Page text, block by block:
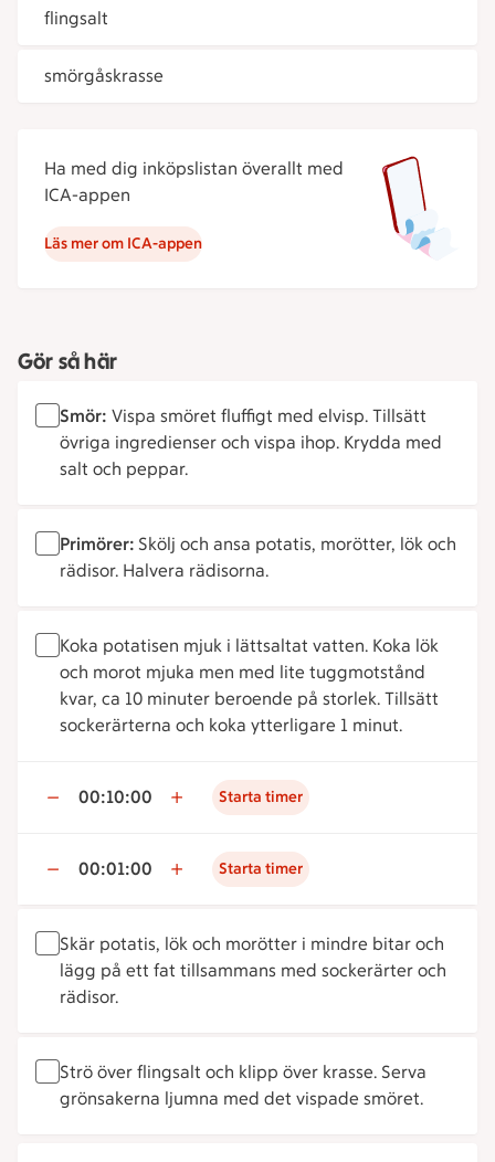
flingsalt
smörgåskrasse
Ha med dig inköpslistan överallt med
ICA-appen
Läs mer om ICA-appen
Gör så här
Smör: Vispa smöret fluffigt med elvisp. Tillsätt
övriga ingredienser och vispa ihop. Krydda med
salt och peppar.
Primörer: Skölj och ansa potatis, morötter, lök och
rädisor. Halvera rädisorna.
Koka potatisen mjuk i lättsaltat vatten. Koka lök
och morot mjuka men med lite tuggmotstånd
kvar, ca 10 minuter beroende på storlek. Tillsätt
sockerärterna och koka ytterligare 1 minut.
00:10:00 Starta timer
00:01:00 Starta timer
Skär potatis, lök och morötter i mindre bitar och
lägg på ett fat tillsammans med sockerärter och
rädisor.
Strö över flingsalt och klipp över krasse. Serva
grönsakerna ljumna med det vispade smöret.